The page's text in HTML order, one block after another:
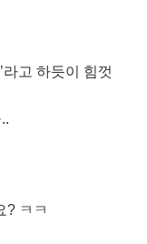
라고 하듯이 힘껏
? ㅋㅋ